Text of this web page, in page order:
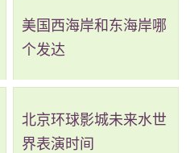
时1小时25分钟，换乘3次。
地铁4号线 （黄村站 至 大学城
美国西海岸和东海岸哪
个发达
北京环球影城未来水世
界表演时间